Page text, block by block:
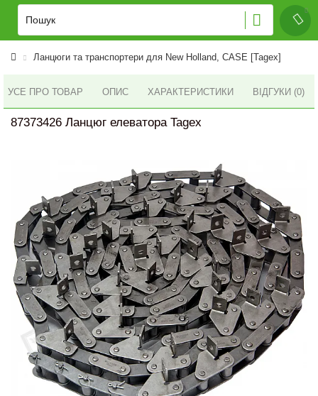
Ланцюги та транспортери для New Holland, CASE [Tagex]
УСЕ ПРО ТОВАР ОПИС ХАРАКТЕРИСТИКИ ВІДГУКИ (0)
87373426 Ланцюг елеватора Tagex